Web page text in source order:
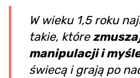
W wieku 1,5 roku
takie, które
manipulacji i
świecą i grają po